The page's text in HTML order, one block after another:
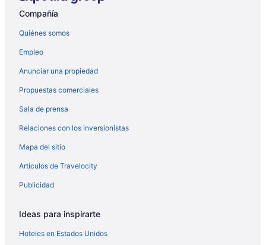
Compañía
Quiénes somos
Empleo
Anunciar una propiedad
Propuestas comerciales
Sala de prensa
Relaciones con los inversionistas
Mapa del sitio
Artículos de Travelocity
Publicidad
Ideas para inspirarte
Hoteles en Estados Unidos